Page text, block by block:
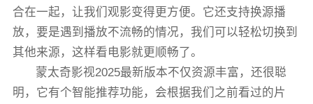
合在一起，让我们观影变得更方便。它还支持换源播
放，要是遇到播放不流畅的情况，我们可以轻松切换到
其他来源，这样看电影就更顺畅了。
蒙太奇影视2025最新版本不仅资源丰富，还很聪
明，它有个智能推荐功能，会根据我们之前看过的片